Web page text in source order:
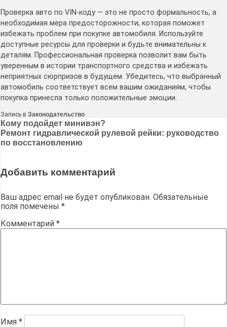
Проверка авто по VIN-коду — это не просто формальность, а
необходимая мера предосторожности, которая поможет
избежать проблем при покупке автомобиля. Используйте
доступные ресурсы для проверки и будьте внимательны к
деталям. Профессиональная проверка позволит вам быть
уверенным в истории транспортного средства и избежать
неприятных сюрпризов в будущем. Убедитесь, что выбранный
автомобиль соответствует всем вашим ожиданиям, чтобы
покупка принесла только положительные эмоции.
Запись в Законодательство
Навигация
по
Кому подойдет минивэн?
Ремонт гидравлической рулевой рейки: руководство
по восстановлению
Добавить комментарий
Ваш адрес email не будет опубликован. Обязательные
поля помечены *
Комментарий *
Имя *